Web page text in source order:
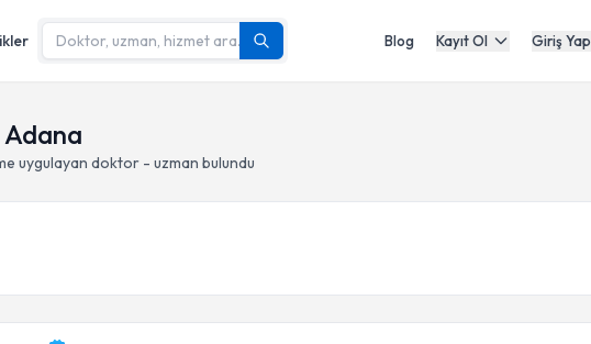
Blog Kayıt Ol Giriş Yap
uygulayan doktor - uzman bulundu